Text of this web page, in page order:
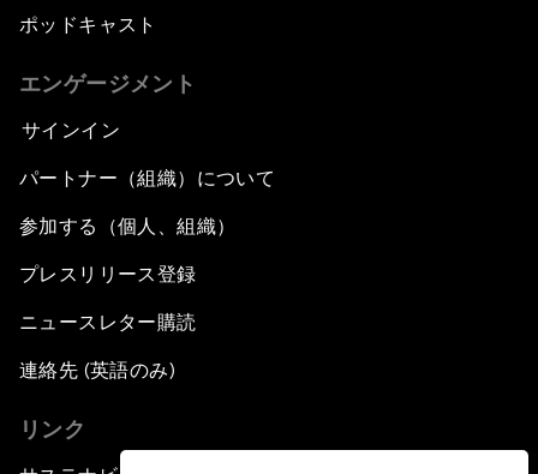
ポッドキャスト
エンゲージメント
サインイン
パートナー（組織）について
参加する（個人、組織）
プレスリリース登録
ニュースレター購読
連絡先 (英語のみ)
リンク